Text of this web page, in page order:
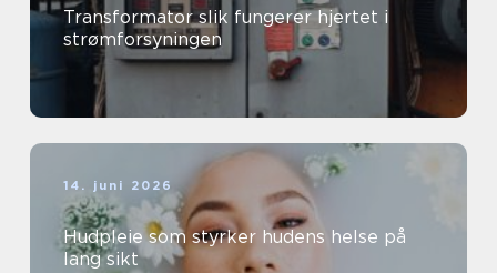
Transformator slik fungerer hjertet i
strømforsyningen
14. juni 2026
Hudpleie som styrker hudens helse på
lang sikt